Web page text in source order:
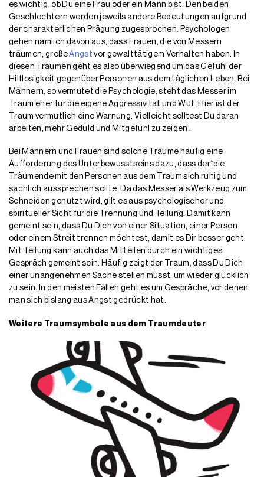
es wichtig, ob Du eine Frau oder ein Mann bist. Den beiden
Geschlechtern werden jeweils andere Bedeutungen aufgrund
der charakterlichen Prägung zugesprochen. Psychologen
gehen nämlich davon aus, dass Frauen, die von Messern
träumen, großeAngst vor gewalttätigem Verhalten haben. In
diesen Träumen geht es also überwiegend um das Gefühl der
Hilflosigkeit gegenüber Personen aus dem täglichen Leben. Bei
Männern, so vermutet die Psychologie, steht das Messer im
Traum eher für die eigene Aggressivität und Wut. Hier ist der
Traum vermutlich eine Warnung. Vielleicht solltest Du daran
arbeiten, mehr Geduld und Mitgefühl zu zeigen.
Bei Männern und Frauen sind solche Träume häufig eine
Aufforderung des Unterbewusstseins dazu, dass der*die
Träumende mit den Personen aus dem Traum sich ruhig und
sachlich aussprechen sollte. Da das Messer als Werkzeug zum
Schneiden genutzt wird, gilt es aus psychologischer und
spiritueller Sicht für die Trennung und Teilung. Damit kann
gemeint sein, dass Du Dich von einer Situation, einer Person
oder einem Streit trennen möchtest, damit es Dir besser geht.
Mit Teilung kann auch das Mitteilen durch ein wichtiges
Gespräch gemeint sein. Häufig zeigt der Traum, dass Du Dich
einer unangenehmen Sache stellen musst, um wieder glücklich
zu sein. In den meisten Fällen geht es um Gespräche, vor denen
man sich bislang aus Angst gedrückt hat.
Weitere Traumsymbole aus dem Traumdeuter